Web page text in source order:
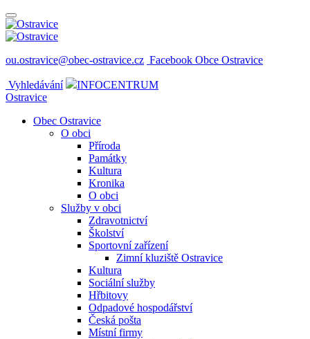
ou.ostravice@obec-ostravice.cz Facebook Obce Ostravice
Vyhledávání
INFOCENTRUM
Ostravice
Obec Ostravice
O obci
Příroda
Památky
Kultura
Kronika
O obci
Služby v obci
Zdravotnictví
Školství
Sportovní zařízení
Zimní kluziště Ostravice
Kultura
Sociální služby
Hřbitovy
Odpadové hospodářství
Česká pošta
Místní firmy